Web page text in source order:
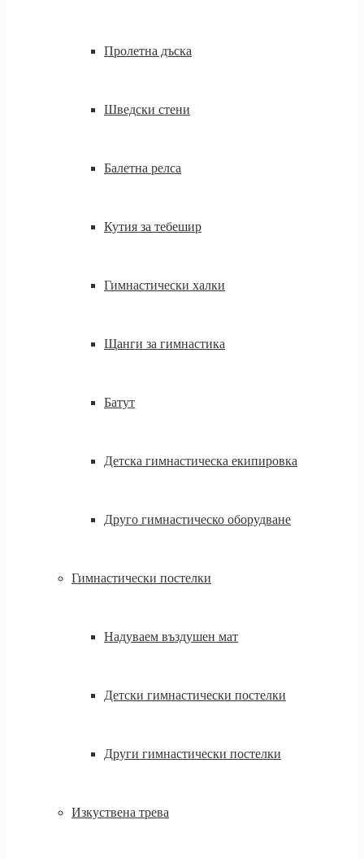
Пролетна дъска
Шведски стени
Балетна релса
Кутия за тебешир
Гимнастически халки
Щанги за гимнастика
Батут
Детска гимнастическа екипировка
Друго гимнастическо оборудване
Гимнастически постелки
Надуваем въздушен мат
Детски гимнастически постелки
Други гимнастически постелки
Изкуствена трева